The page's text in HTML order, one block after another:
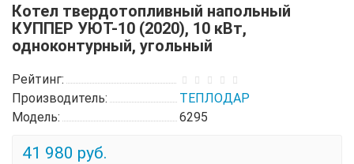
Котел твердотопливный напольный
КУППЕР УЮТ-10 (2020), 10 кВт,
одноконтурный, угольный
Рейтинг:
Производитель:
ТЕПЛОДАР
Модель:
6295
41 980 руб.